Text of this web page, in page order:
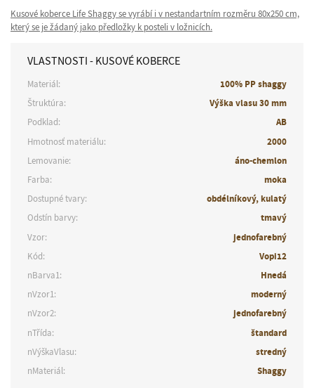
Kusové koberce Life Shaggy se vyrábí i v nestandartním rozměru 80x250 cm,
který se je žádaný jako předložky k posteli v ložnicích.
VLASTNOSTI - KUSOVÉ KOBERCE
Materiál:
100% PP shaggy
Štruktúra:
Výška vlasu 30 mm
Podklad:
AB
Hmotnosť materiálu:
2000
Lemovanie:
áno-chemlon
Farba:
moka
Dostupné tvary:
obdélníkový, kulatý
Odstín barvy:
tmavý
Vzor:
jednofarebný
Kód:
Vopi12
nBarva1:
Hnedá
nVzor1:
moderný
nVzor2:
jednofarebný
nTřída:
štandard
nVýškaVlasu:
stredný
nMateriál:
Shaggy